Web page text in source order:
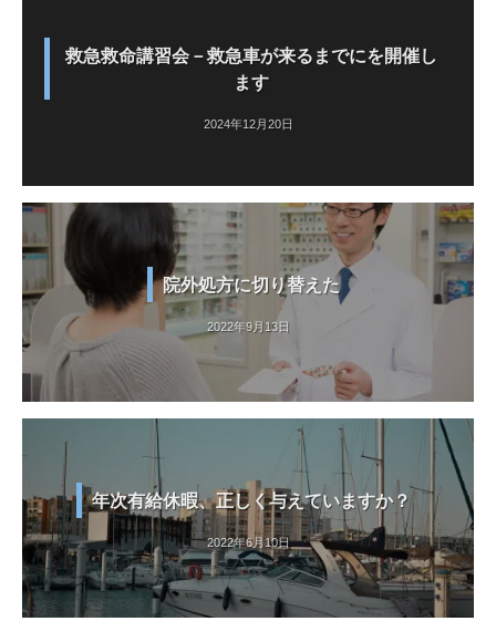
救急救命講習会－救急車が来るまでにを開催し
ます
2024年12月20日
院外処方に切り替えた
2022年9月13日
年次有給休暇、正しく与えていますか？
2022年6月10日